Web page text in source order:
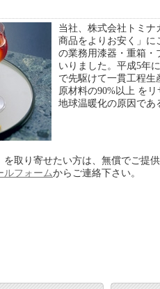
当社、株式会社トミナ
商品をよりお安く」に
の業務用漆器・重箱・
いりました。平成5年
で先駆けて一貫工程生
原材料の90%以上 を
地球温暖化の原因であ
取り寄せたい方は、無償でご提
フォームからご連絡下さい。